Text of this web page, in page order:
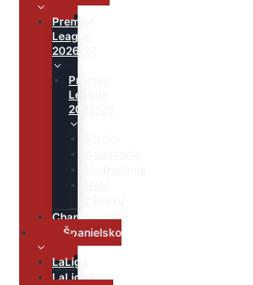
Premier
League
2026/27
Premier
League
2025/26
Championship
Španielsko
LaLiga
LaLiga2